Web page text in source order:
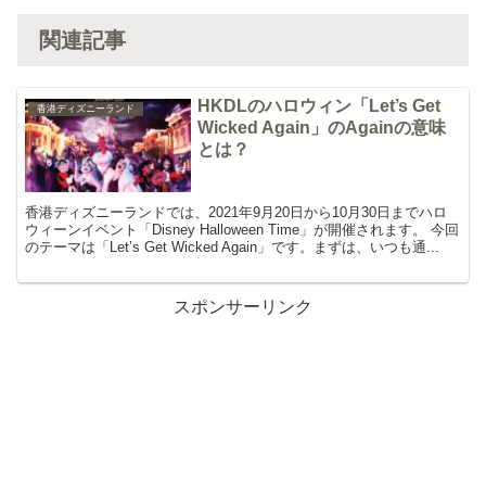
関連記事
香港ディズニーランド
HKDLのハロウィン「Let’s Get
Wicked Again」のAgainの意味
とは？
香港ディズニーランドでは、2021年9月20日から10月30日までハロ
ウィーンイベント「Disney Halloween Time」が開催されます。 今回
のテーマは「Let’s Get Wicked Again」です。まずは、いつも通...
スポンサーリンク